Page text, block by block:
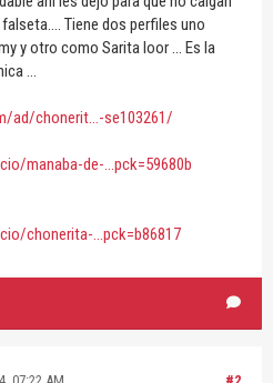
Tiene dos perfiles uno
y otro como Sarita loor ... Es la
...
ad/chonerit...-se103261/
manaba-de-...pck=59680b
chonerita-...pck=b86817